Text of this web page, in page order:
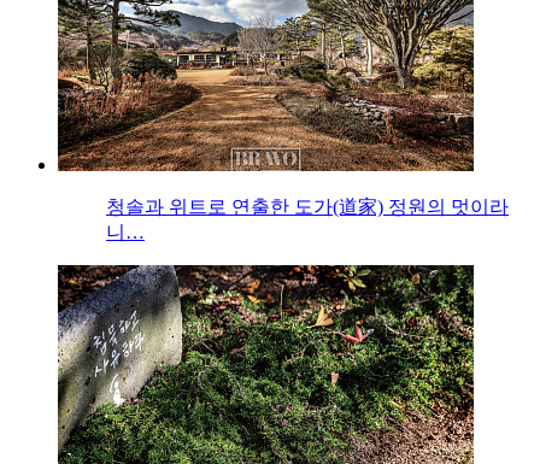
청솔과 위트로 연출한 도가(道家) 정원의 멋이라
니…